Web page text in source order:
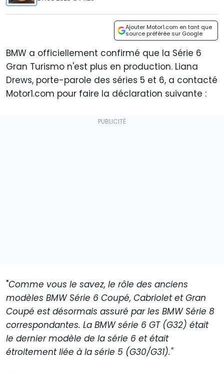
Ajouter Motor1.com en tant que
source préférée sur Google
BMW a officiellement confirmé que la Série 6
Gran Turismo n'est plus en production. Liana
Drews, porte-parole des séries 5 et 6, a contacté
Motor1.com pour faire la déclaration suivante :
"Comme vous le savez, le rôle des anciens
modèles BMW Série 6 Coupé, Cabriolet et Gran
Coupé est désormais assuré par les BMW Série 8
correspondantes. La BMW série 6 GT (G32) était
le dernier modèle de la série 6 et était
étroitement liée à la série 5 (G30/G31)."